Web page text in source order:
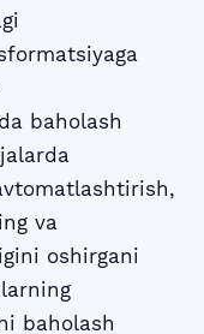
baholash
va
oshirgani
baholash